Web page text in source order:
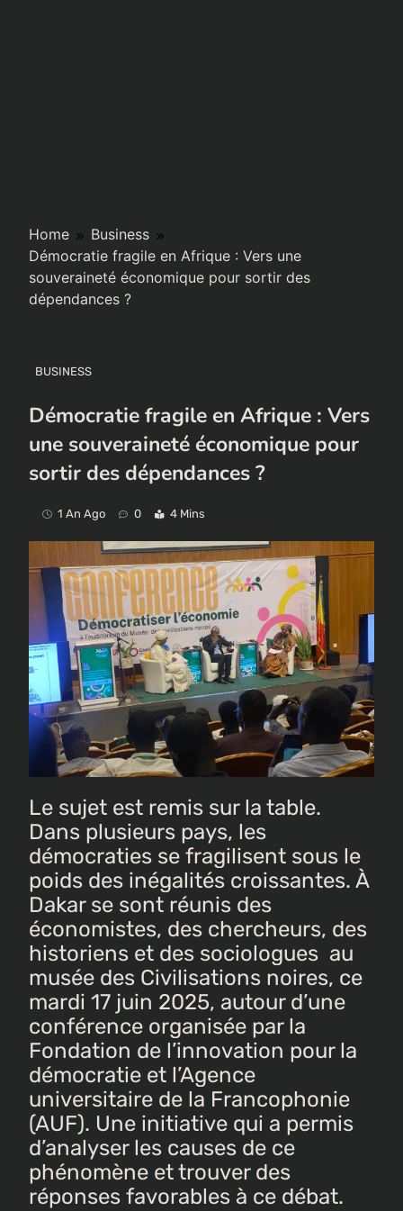
Home
Business
Démocratie fragile en Afrique : Vers une
souveraineté économique pour sortir des
dépendances ?
BUSINESS
Démocratie fragile en Afrique : Vers
une souveraineté économique pour
sortir des dépendances ?
1 An Ago 0 4 Mins
Le sujet est remis sur la table.
Dans plusieurs pays, les
démocraties se fragilisent sous le
poids des inégalités croissantes. À
Dakar se sont réunis des
économistes, des chercheurs, des
historiens et des sociologues au
musée des Civilisations noires, ce
mardi 17 juin 2025, autour d’une
conférence organisée par la
Fondation de l’innovation pour la
démocratie et l’Agence
universitaire de la Francophonie
(AUF). Une initiative qui a permis
d’analyser les causes de ce
phénomène et trouver des
réponses favorables à ce débat.